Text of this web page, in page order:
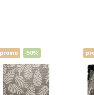
promo -50%